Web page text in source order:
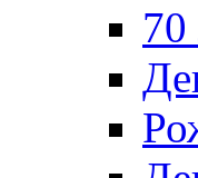
70